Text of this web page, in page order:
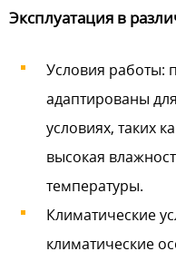
Эксплуатация в
Условия работы:
адаптированы
условиях, таких
высокая
температуры.
Климатические
климатические